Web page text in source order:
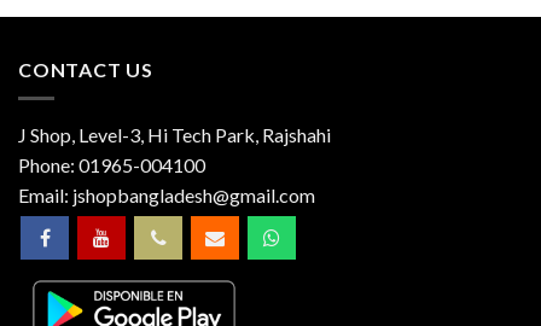
CONTACT US
J Shop, Level-3, Hi Tech Park, Rajshahi
Phone: 01965-004100
Email: jshopbangladesh@gmail.com